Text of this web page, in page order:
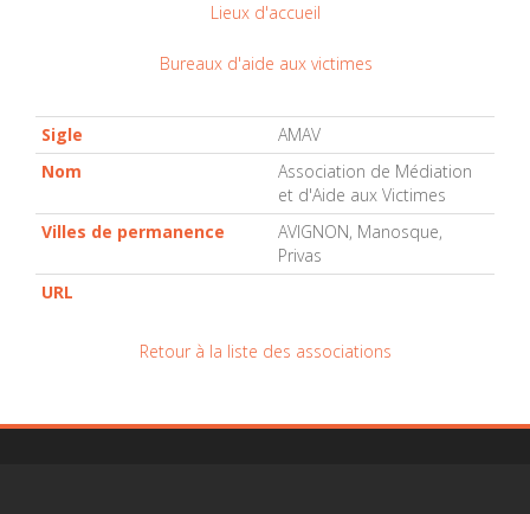
Lieux d'accueil
Bureaux d'aide aux victimes
Sigle
AMAV
Nom
Association de Médiation
et d'Aide aux Victimes
Villes de permanence
AVIGNON, Manosque,
Privas
URL
Retour à la liste des associations